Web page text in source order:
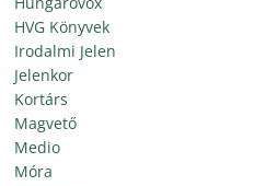
HVG Könyvek
Irodalmi Jelen
Jelenkor
Kortárs
Magvető
Medio
Móra